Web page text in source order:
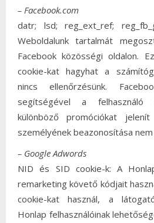
– Facebook.com
datr; lsd; reg_ext_ref;
Weboldalunk tartalmát
Facebook közösségi oldalon.
cookie-kat hagyhat a
nincs ellenőrzésünk.
segítségével a felhasználó
különböző promóciókat
személyének beazonosítása
– Google Adwords
NID és SID cookie-k: A
remarketing követő kódjait
cookie-kat használ, a
Honlap felhasználóinak